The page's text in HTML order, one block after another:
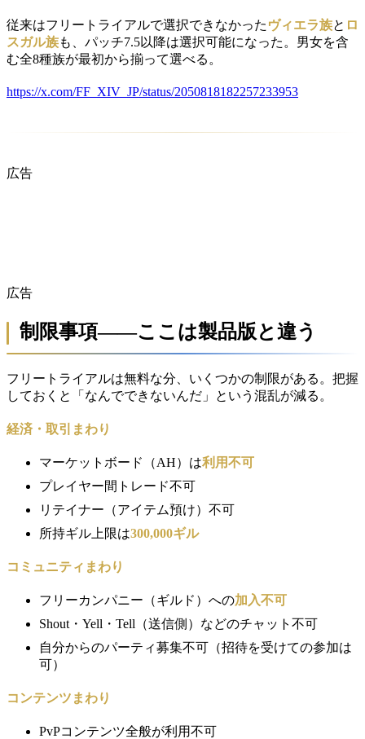
従来はフリートライアルで選択できなかった ヴィエラ族と ロ
スガル族も、パッチ7.5以降は選択可能になった。男女を含
む全8種族が最初から揃って選べる。
https://x.com/FF_XIV_JP/status/2050818182257233953
広告
広告
制限事項——ここは製品版と違う
フリートライアルは無料な分、いくつかの制限がある。把握
しておくと「なんでできないんだ」という混乱が減る。
経済・取引まわり
マーケットボード（AH）は利用不可
プレイヤー間トレード不可
リテイナー（アイテム預け）不可
所持ギル上限は300,000ギル
コミュニティまわり
フリーカンパニー（ギルド）への加入不可
Shout・Yell・Tell（送信側）などのチャット不可
自分からのパーティ募集不可（招待を受けての参加は
可）
コンテンツまわり
PvPコンテンツ全般が利用不可